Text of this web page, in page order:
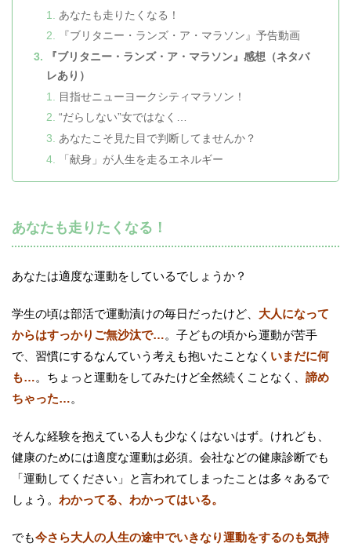
あなたも走りたくなる！
『ブリタニー・ランズ・ア・マラソン』予告動画
『ブリタニー・ランズ・ア・マラソン』感想（ネタバ
レあり）
目指せニューヨークシティマラソン！
“だらしない”女ではなく…
あなたこそ見た目で判断してませんか？
「献身」が人生を走るエネルギー
あなたも走りたくなる！
あなたは適度な運動をしているでしょうか？
学生の頃は部活で運動漬けの毎日だったけど、 大人になって
からはすっかりご無沙汰で…。子どもの頃から運動が苦手
で、習慣にするなんていう考えも抱いたことなく いまだに何
も…。ちょっと運動をしてみたけど全然続くことなく、 諦め
ちゃった…。
そんな経験を抱えている人も少なくはないはず。けれども、
健康のためには適度な運動は必須。会社などの健康診断でも
「運動してください」と言われてしまったことは多々あるで
しょう。 わかってる、わかってはいる。
でも今さら大人の人生の途中でいきなり運動をするのも気持